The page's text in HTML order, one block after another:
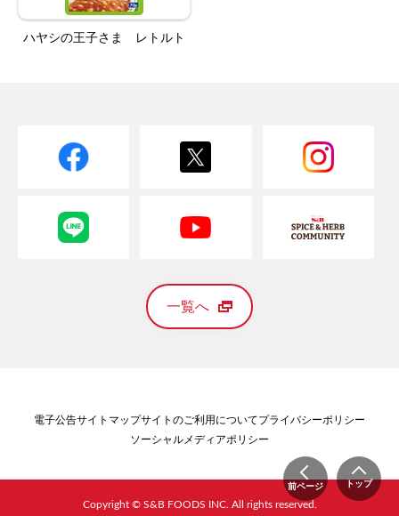
ハヤシの王子さま レトルト
前ページ トップ
一覧へ
電子公告サイトマップサイトのご利用についてプライバシーポリシー
ソーシャルメディアポリシー
Copyright © S&B FOODS INC. All rights reserved.